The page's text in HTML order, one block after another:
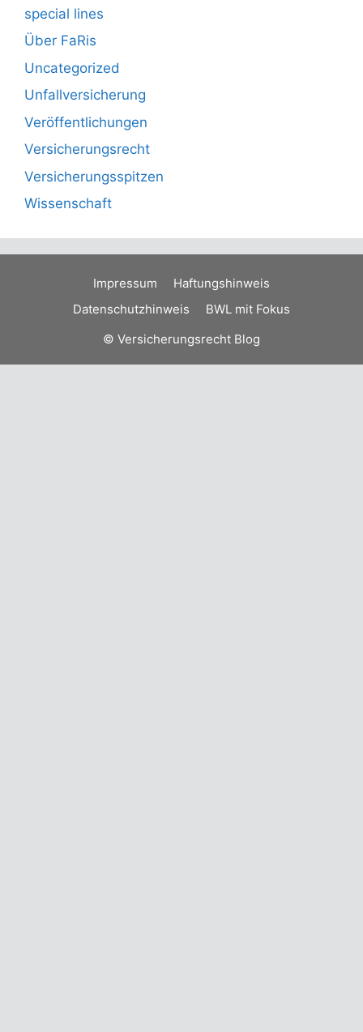
special lines
Über FaRis
Uncategorized
Unfallversicherung
Veröffentlichungen
Versicherungsrecht
Versicherungsspitzen
Wissenschaft
Impressum
Haftungshinweis
Datenschutzhinweis
BWL mit Fokus
© Versicherungsrecht Blog